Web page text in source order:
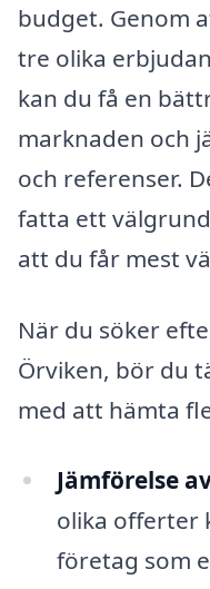
budget. Genom
tre olika
kan du få en
marknaden och
och referenser.
fatta ett
att du får mest
När du söker
Örviken, bör du
med att hämta
Jämförelse
olika offerter
företag som